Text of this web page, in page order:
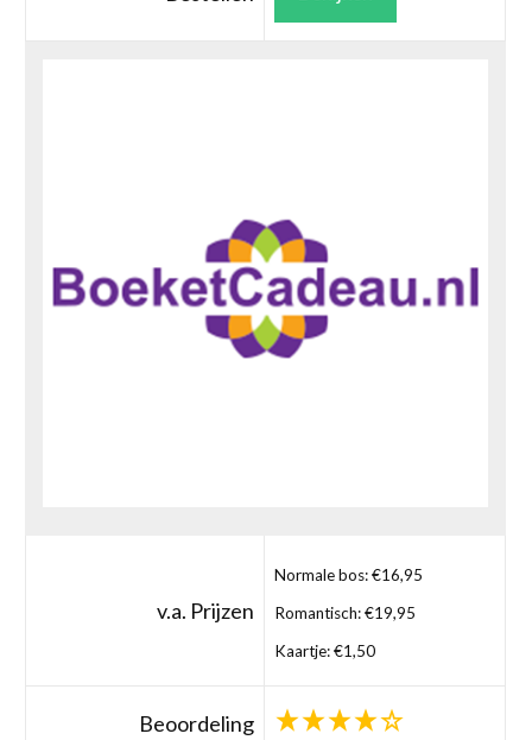
v.a. Prijzen
Normale bos: €16,95
Romantisch: €19,95
Kaartje: €1,50
Beoordeling